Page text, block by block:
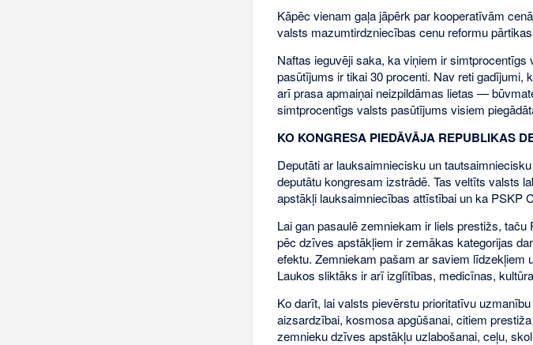
Kāpēc vienam gaļa jāpērk par kooperatīvām
valsts mazumtirdzniecības cenu reformu
Naftas ieguvēji saka, ka viņiem ir
pasūtījums ir tikai 30 procenti. Nav reti
arī prasa apmaiņai neizpildāmas lietas —
simtprocentīgs valsts pasūtījums visiem
KO KONGRESA PIEDĀVĀJA REPUBLIKAS
Deputāti ar lauksaimniecisku un
deputātu kongresam izstrādē. Tas veltīts valsts
apstākļi lauksaimniecības attīstībai un ka PSKP
Lai gan pasaulē zemniekam ir liels prestižs,
pēc dzīves apstākļiem ir zemākas kategorijas
efektu. Zemniekam pašam ar saviem līdzekļiem
Laukos sliktāks ir arī izglītības, medicīnas,
Ko darīt, lai valsts pievērstu prioritatīvu
aizsardzībai, kosmosa apgūšanai, citiem
zemnieku dzīves apstākļu uzlabošanai, ceļu,